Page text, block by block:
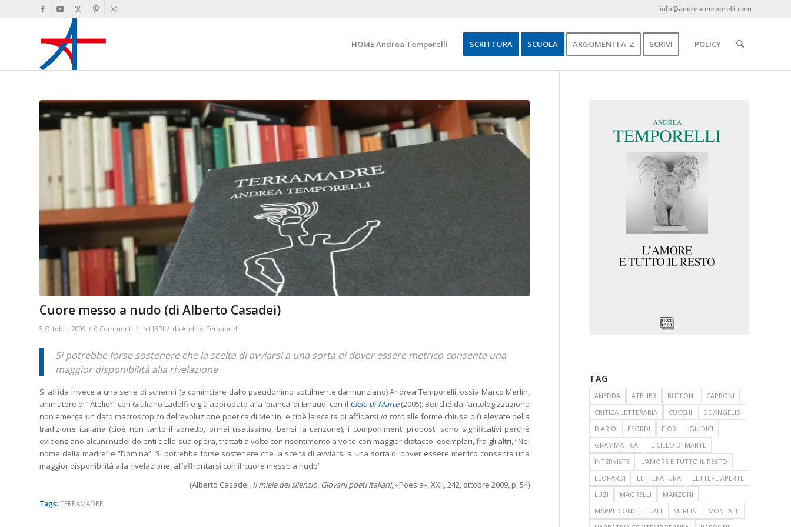
info@andreatemporelli.com
HOME Andrea Temporelli SCRITTURA SCUOLA ARGOMENTI A-Z SCRIVI POLICY
Cuore messo a nudo (di Alberto Casadei)
5 Ottobre 2009 / 0 Commenti / in LIBRI / da Andrea Temporelli
Si potrebbe forse sostenere che la scelta di avviarsi a una sorta di dover essere metrico consenta una
maggior disponibilità alla rivelazione
Si affida invece a una serie di schermi (a cominciare dallo pseudonimo sottilmente dannunziano) Andrea Temporelli, ossia Marco Merlin,
animatore di “Atelier” con Giuliano Ladolfi e già approdato alla ‘bianca’ di Einaudi con il Cielo di Marte(2005). Benché dall’antologizzazione
non emerga un dato macroscopico dell’evoluzione poetica di Merlin, e cioè la scelta di affidarsi in totoalle forme chiuse più elevate della
tradizione italiana (cioè non tanto il sonetto, ormai usatissimo, bensì la canzone), i componimenti proposti sono significativi perché
evidenziano alcuni nuclei dolenti della sua opera, trattati a volte con risentimento a volte con maggior distacco: esemplari, fra gli altri, “Nel
nome della madre” e “Domina”. Si potrebbe forse sostenere che la scelta di avviarsi a una sorta di dover essere metrico consenta una
maggior disponibilità alla rivelazione, all’affrontarsi con il ‘cuore messo a nudo’.
(Alberto Casadei, Il miele del silenzio. Giovani poeti italiani, «Poesia», XXII, 242, ottobre 2009, p. 54)
Tags: TERRAMADRE
TAG
ANEDDA ATELIER BUFFONI
CAPRONI
CRITICA LETTERARIA
CUCCHI
DE ANGELIS
DIARIO
ESORDI FIORI
GIUDICI
GRAMMATICA
IL CIELO DI MARTE
INTERVISTE
L'AMORE E TUTTO IL RESTO
LEOPARDI
LETTERATURA
LETTERE APERTE
LUZI
MAGRELLI
MANZONI
MAPPE CONCETTUALI
MERLIN
MONTALE